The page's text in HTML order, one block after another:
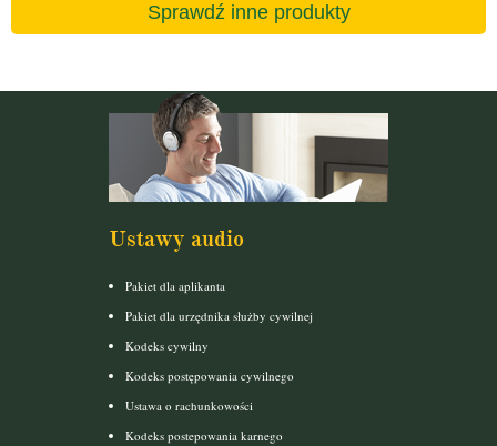
Sprawdź inne produkty
Ustawy audio
Pakiet dla aplikanta
Pakiet dla urzędnika służby cywilnej
Kodeks cywilny
Kodeks postępowania cywilnego
Ustawa o rachunkowości
Kodeks postepowania karnego